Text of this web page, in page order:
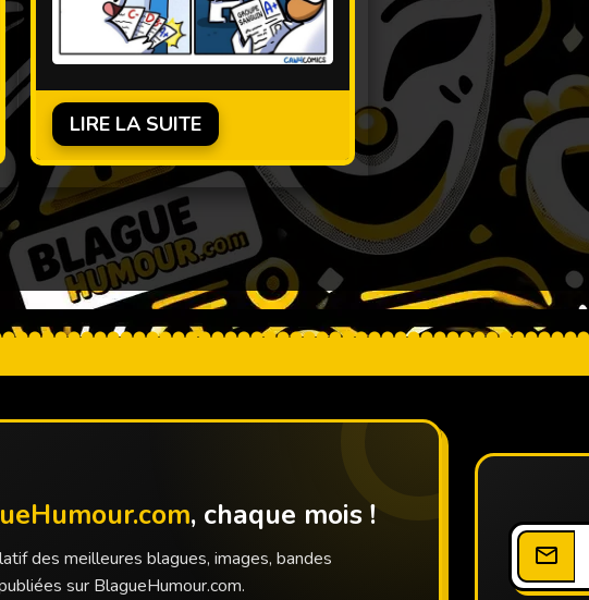
LIRE LA SUITE
, chaque mois !
des meilleures blagues, images, bandes
sur BlagueHumour.com.